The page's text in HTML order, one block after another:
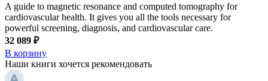
A guide to magnetic resonance and computed tomography for
cardiovascular health. It gives you all the tools necessary for
powerful screening, diagnosis, and cardiovascular care.
32 089 ₽
В корзину
Наши книги хочется рекомендовать